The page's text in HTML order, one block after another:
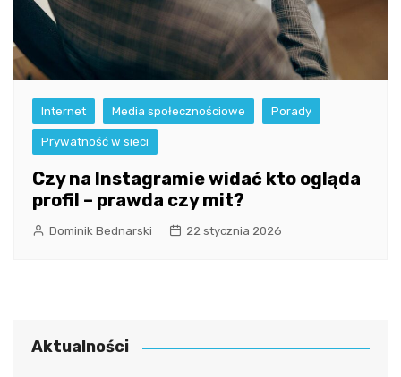
Internet Media społecznościowe Porady
Prywatność w sieci
Czy na Instagramie widać kto ogląda
profil – prawda czy mit?
Dominik Bednarski 22 stycznia 2026
Aktualności